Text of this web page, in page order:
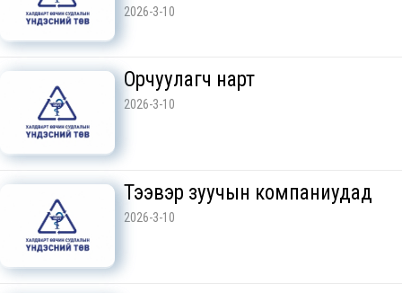
2026-3-10
Орчуулагч нарт
2026-3-10
Тээвэр зуучын компаниудад
2026-3-10